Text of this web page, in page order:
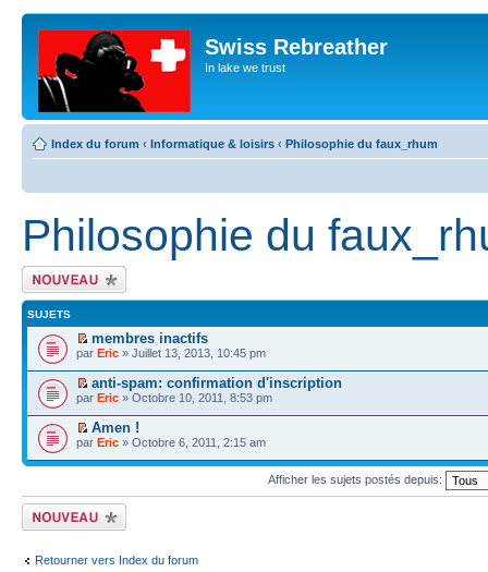
Swiss Rebreather
In lake we trust
Index du forum ‹ Informatique & loisirs ‹ Philosophie du faux_rhum
Philosophie du
Écrire un nouveau
sujet
SUJETS
membres inactifs
par Eric » Juillet 13, 2013, 10:45 pm
anti-spam: confirmation d'inscription
par Eric » Octobre 10, 2011, 8:53 pm
Amen !
par Eric » Octobre 6, 2011, 2:15 am
Afficher les sujets postés depuis:
Écrire un nouveau
sujet
Retourner vers Index du forum